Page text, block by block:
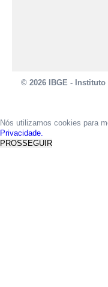
© 2026 IBGE -
Nós utilizamos cookies para
Privacidade.
PROSSEGUIR